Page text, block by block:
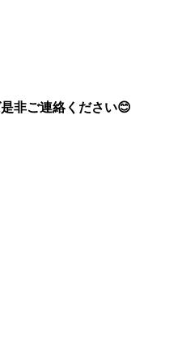
非ご連絡ください😊